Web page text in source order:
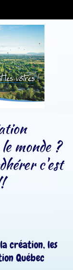
monde ?
c'est
création, les
Québec